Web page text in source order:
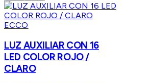
ECCO
LUZ AUXILIAR CON 16
LED COLOR ROJO /
CLARO